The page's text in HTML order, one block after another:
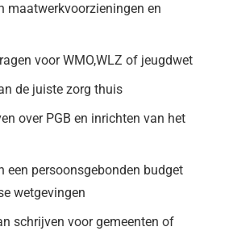
maatwerkvoorzieningen en
voor WMO,WLZ of jeugdwet
de juiste zorg thuis
over PGB en inrichten van het
een persoonsgebonden budget
wetgevingen
schrijven voor gemeenten of